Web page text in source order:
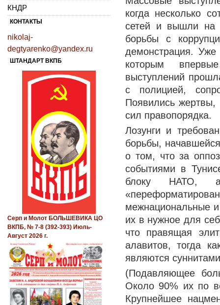
когда несколько
сетей и вышли на
борьбы с
демонстрация.
которым
выступлений
с полицией,
Появились
сил правопорядка.
Лозунги и
борьбы,
о том, что за
событиями в
блоку НАТО, а
межнациональные
их в нужное для
что правящая
алавитов, тогда
являются
(Подавляющее
Около 90% их по
Крупнейшее
КНДР
КОНТАКТЫ
nikolaj-
degtyarenko@yandex.ru
ШТАНДАРТ ВКПБ
Серп и Молот БОЛЬШЕВИКА ЦО
ВКПБ, № 7-8 (392-393) Июль-
Август 2026 г.